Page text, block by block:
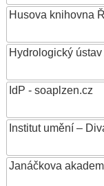
Husova knihovna
Hydrologický ústav
IdP - soaplzen.cz
Institut umění –
Janáčkova